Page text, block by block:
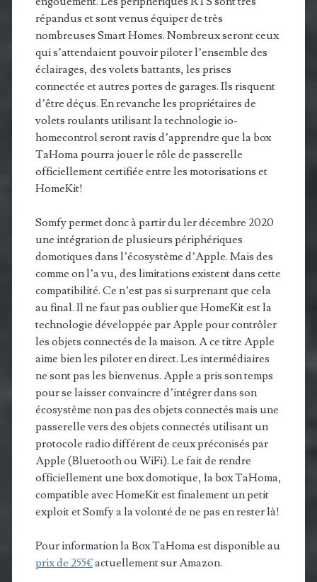
répandus et sont venus équiper de très
nombreuses Smart Homes. Nombreux seront ceux
qui s’attendaient pouvoir piloter l’ensemble des
éclairages, des volets battants, les prises
connectée et autres portes de garages. Ils risquent
d’être déçus. En revanche les propriétaires de
volets roulants utilisant la technologie io-
homecontrol seront ravis d’apprendre que la box
TaHoma pourra jouer le rôle de passerelle
officiellement certifiée entre les motorisations et
HomeKit!
Somfy permet donc à partir du 1er décembre 2020
une intégration de plusieurs périphériques
domotiques dans l’écosystème d’Apple. Mais des
comme on l’a vu, des limitations existent dans cette
compatibilité. Ce n’est pas si surprenant que cela
au final. Il ne faut pas oublier que HomeKit est la
technologie développée par Apple pour contrôler
les objets connectés de la maison. A ce titre Apple
aime bien les piloter en direct. Les intermédiaires
ne sont pas les bienvenus. Apple a pris son temps
pour se laisser convaincre d’intégrer dans son
écosystème non pas des objets connectés mais une
passerelle vers des objets connectés utilisant un
protocole radio différent de ceux préconisés par
Apple (Bluetooth ou WiFi). Le fait de rendre
officiellement une box domotique, la box TaHoma,
compatible avec HomeKit est finalement un petit
exploit et Somfy a la volonté de ne pas en rester là!
Pour information la Box TaHoma est disponible au
prix de 255€actuellement sur Amazon.